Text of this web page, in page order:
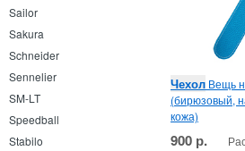
Sailor
Sakura
Schneider
Sennelier
SM-LT
Speedball
Stabilo
Чехол Вещь
(бирюзовый,
кожа)
900 р.